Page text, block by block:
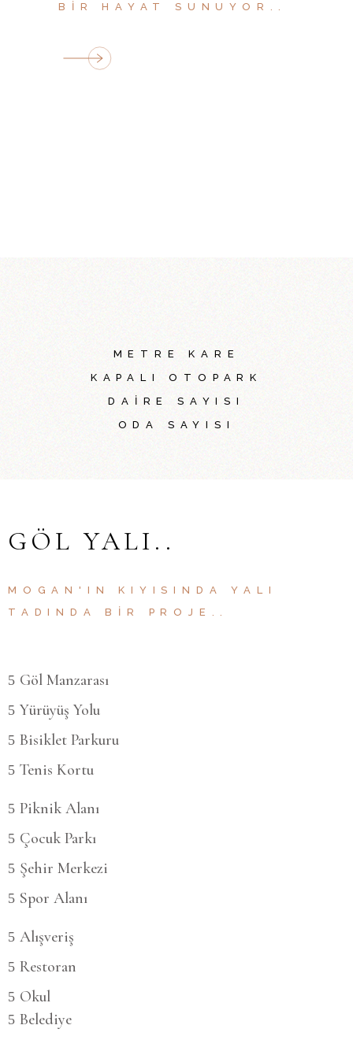
BIR HAYAT SUNUYOR..
METRE KARE
KAPALI OTOPARK
DAIRE SAYISI
ODA SAYISI
GÖL YALI..
MOGAN'IN KIYISINDA YALI
TADINDA BIR PROJE..
Göl Manzarası
Yürüyüş Yolu
Bisiklet Parkuru
Tenis Kortu
Piknik Alanı
Çocuk Parkı
Şehir Merkezi
Spor Alanı
Alışveriş
Restoran
Okul
Belediye